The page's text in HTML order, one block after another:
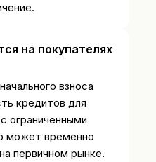
на покупателях
взноса
кредитов для
ограниченными
может временно
первичном рынке.